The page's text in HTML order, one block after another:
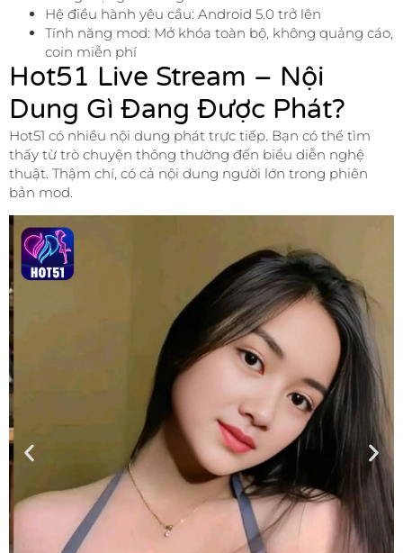
Hệ điều hành yêu cầu: Android 5.0 trở lên
Tính năng mod: Mở khóa toàn bộ, không quảng cáo,
coin miễn phí
Hot51 Live Stream – Nội
Dung Gì Đang Được Phát?
Hot51 có nhiều nội dung phát trực tiếp. Bạn có thể tìm
thấy từ trò chuyện thông thường đến biểu diễn nghệ
thuật. Thậm chí, có cả nội dung người lớn trong phiên
bản mod.